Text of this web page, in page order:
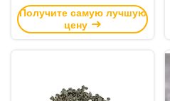
цанговым зажимом и
застежкой-бабочкой для
Получите самую лучшую
цену